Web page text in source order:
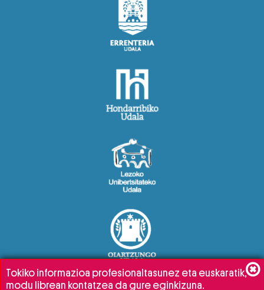
Tokiko informazioa profesionaltasunez eta euskaratik,
modu librean kontatzea da gure eginkizuna.